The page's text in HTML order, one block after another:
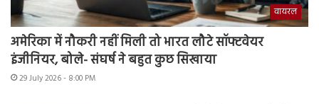
वायरल
अमेरिका में नौकरी नहीं मिली तो भारत लौटे सॉफ्टवेयर
इंजीनियर, बोले- संघर्ष ने बहुत कुछ सिखाया
29 July 2026 - 8:00 PM